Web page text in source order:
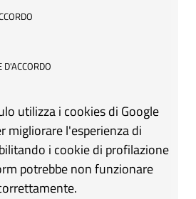
utilizza i cookies di Google
migliorare l'esperienza di
i cookie di profilazione
potrebbe non funzionare